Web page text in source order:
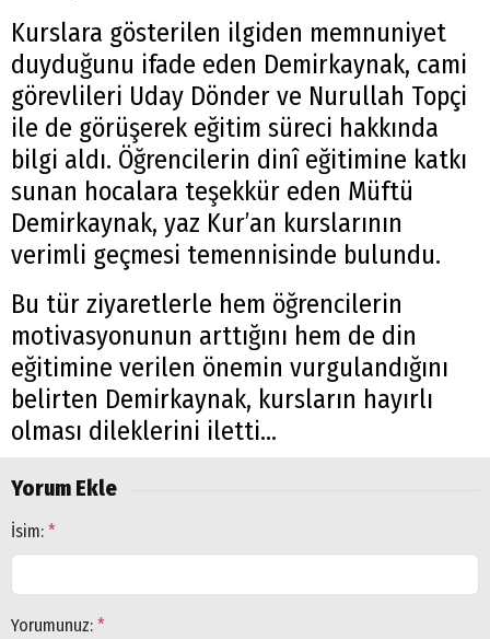
Kurslara gösterilen ilgiden memnuniyet
duyduğunu ifade eden Demirkaynak, cami
görevlileri Uday Dönder ve Nurullah Topçi
ile de görüşerek eğitim süreci hakkında
bilgi aldı. Öğrencilerin dinî eğitimine katkı
sunan hocalara teşekkür eden Müftü
Demirkaynak, yaz Kur’an kurslarının
verimli geçmesi temennisinde bulundu.
Bu tür ziyaretlerle hem öğrencilerin
motivasyonunun arttığını hem de din
eğitimine verilen önemin vurgulandığını
belirten Demirkaynak, kursların hayırlı
olması dileklerini iletti...
Yorum Ekle
İsim: *
Yorumunuz: *